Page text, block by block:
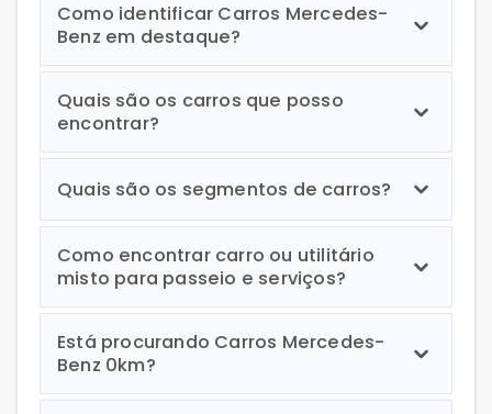
Como identificar Carros Mercedes-
Benz em destaque?
Quais são os carros que posso
encontrar?
Quais são os segmentos de carros?
Como encontrar carro ou utilitário
misto para passeio e serviços?
Está procurando Carros Mercedes-
Benz 0km?